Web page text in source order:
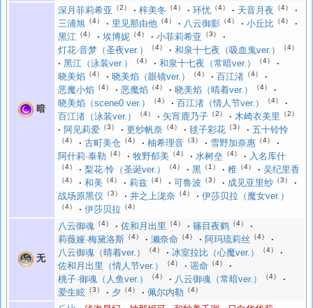
暗
深月菲莉希亚 （2） 梓美冬 （4） 环忧 （4） 天音月夜 （4）
三浦旭 （4） 里见那由他 （4） 八云御影 （4） 小丘比 （4）
黑江 （4） 埃博妮 （4） 小菲莉希亚 （3）
灯花·音梦（圣夜ver.） （4） 和泉十七夜（吸血鬼ver.） （4）
黑江（泳装ver.） （4） 和泉十七夜（常暗ver.） （4）
晓美焰 （4） 晓美焰（眼镜ver.） （4） 百江渚 （4）
恶魔小焰 （4） 恶魔焰 （4） 晓美焰（晴着ver.） （4）
晓美焰（scene0 ver.） （4） 百江渚（情人节ver.） （4）
百江渚（泳装ver.） （4） 矢宵鹿乃子 （2） 木崎衣美里 （2）
阿见莉爱 （3） 更纱帆奈 （4） 毬子彩花 （3） 五十铃怜
（4） 古町美仓 （4） 柚希理音 （3） 雪野加奈惠 （4）
阿什莉·泰勒 （4） 牧野郁美 （4） 水树垒 （4） 入名库什
（4） 梨花·怜（圣诞ver.） （4） 黑 （1） 椎 （4） 吴纪里香
（4） 和美 （4） 莉兹 （4） 可鲁波 （3） 成见亚里纱 （3）
战场原黑仪 （3） 井之上泷奈 （4） 伊莎贝拉（魔女ver.）
（4） 伊莎贝拉 （4）
无
八云御魂 （4） 佐和月出里 （4） 篠目夜鹤 （4）
莉薇娅·梅黛洛斯 （4） 濑奈命 （4） 阿玛琉莉丝 （4）
八云御魂（晴着ver.） （4） 冰室拉比（心魔ver.） （4）
佐和月出里（情人节ver.） （4） 谣命 （4）
桃子·御魂（人鱼ver.） （4） 八云御魂（常暗ver.） （4）
爱生眩 （3） 夕 （4） 佩尔内勒 （4）